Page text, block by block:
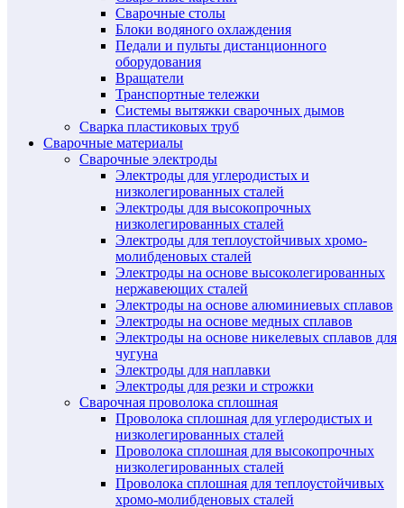
Сварочные столы
Блоки водяного охлаждения
Педали и пульты дистанционного
оборудования
Вращатели
Транспортные тележки
Системы вытяжки сварочных дымов
Сварка пластиковых труб
Сварочные материалы
Сварочные электроды
Электроды для углеродистых и
низколегированных сталей
Электроды для высокопрочных
низколегированных сталей
Электроды для теплоустойчивых хромо-
молибденовых сталей
Электроды на основе высоколегированных
нержавеющих сталей
Электроды на основе алюминиевых сплавов
Электроды на основе медных сплавов
Электроды на основе никелевых сплавов для
чугуна
Электроды для наплавки
Электроды для резки и строжки
Сварочная проволока сплошная
Проволока сплошная для углеродистых и
низколегированных сталей
Проволока сплошная для высокопрочных
низколегированных сталей
Проволока сплошная для теплоустойчивых
хромо-молибденовых сталей